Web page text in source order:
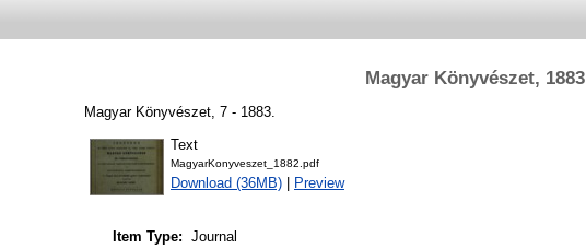
Magyar Könyvészet, 1883
Magyar Könyvészet, 7 - 1883.
Text
MagyarKonyveszet_1882.pdf
Download (36MB) Preview
Item Type: Journal